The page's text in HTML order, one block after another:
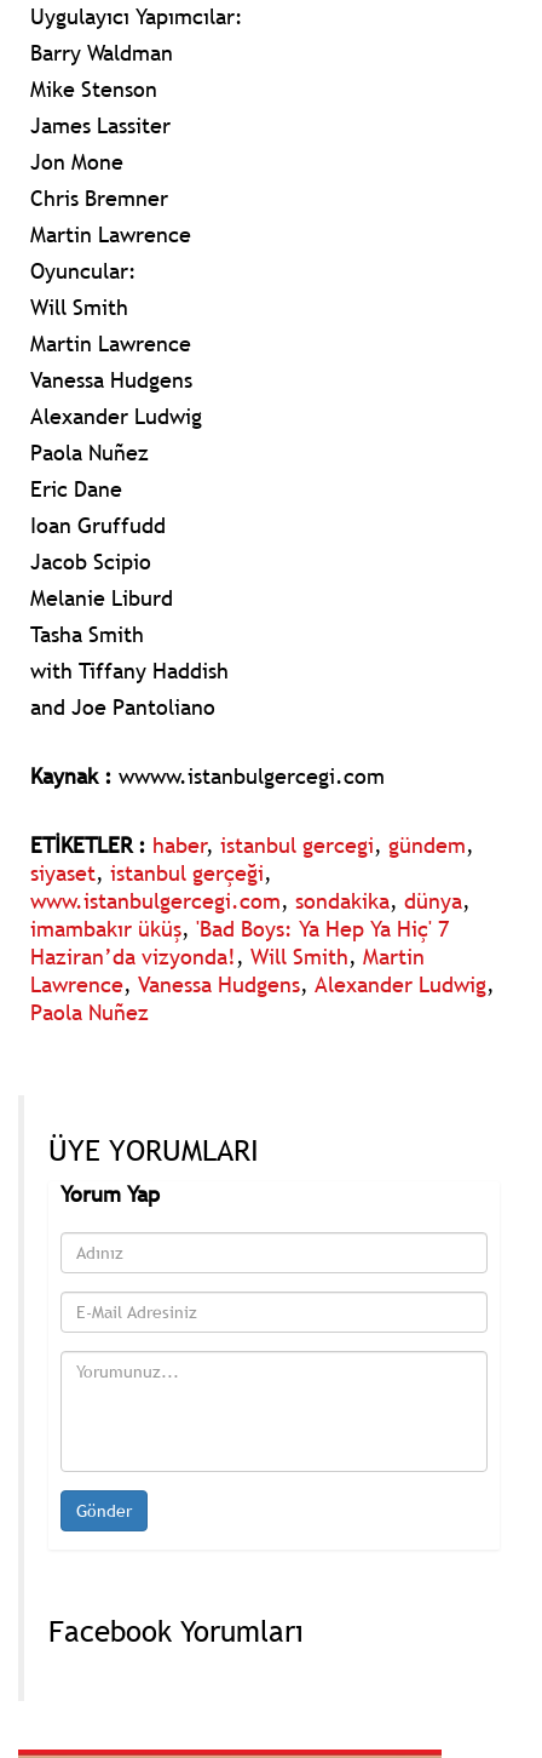
Uygulayıcı Yapımcılar:
Barry Waldman
Mike Stenson
James Lassiter
Jon Mone
Chris Bremner
Martin Lawrence
Oyuncular:
Will Smith
Martin Lawrence
Vanessa Hudgens
Alexander Ludwig
Paola Nuñez
Eric Dane
Ioan Gruffudd
Jacob Scipio
Melanie Liburd
Tasha Smith
with Tiffany Haddish
and Joe Pantoliano
Kaynak : wwww.istanbulgercegi.com
ETİKETLER : haber, istanbul gercegi, gündem,
siyaset, istanbul gerçeği,
www.istanbulgercegi.com, sondakika, dünya,
imambakır üküş, 'Bad Boys: Ya Hep Ya Hiç' 7
Haziran’da vizyonda!, Will Smith, Martin
Lawrence, Vanessa Hudgens, Alexander Ludwig,
Paola Nuñez
ÜYE YORUMLARI
Yorum Yap
Facebook Yorumları